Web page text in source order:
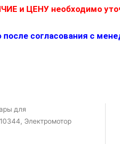
и ЦЕНУ необходимо
после согласования с
для
Электромотор